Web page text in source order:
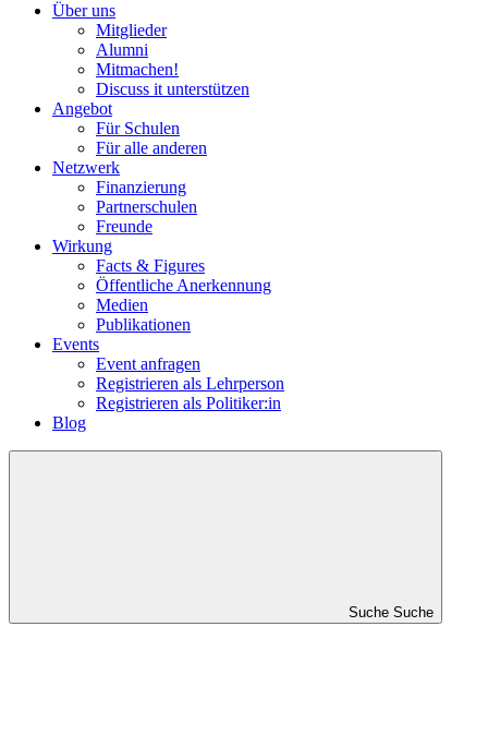
Über uns
Mitglieder
Alumni
Mitmachen!
Discuss it unterstützen
Angebot
Für Schulen
Für alle anderen
Netzwerk
Finanzierung
Partnerschulen
Freunde
Wirkung
Facts & Figures
Öffentliche Anerkennung
Medien
Publikationen
Events
Event anfragen
Registrieren als Lehrperson
Registrieren als Politiker:in
Blog
Suche Suche